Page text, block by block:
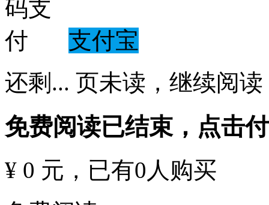
支付宝
还剩 ... 页未读， 继续阅读
免费阅读已结束，点击
¥ 0 元 ，已有0 人购买